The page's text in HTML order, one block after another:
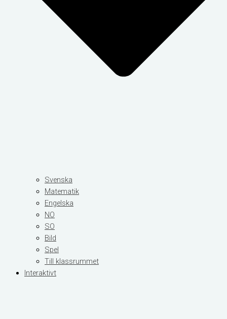
Svenska
Matematik
Engelska
NO
SO
Bild
Spel
Till klassrummet
Interaktivt